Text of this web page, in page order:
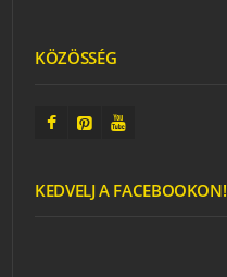
KÖZÖSSÉG
KEDVELJ A FACEBOOKON!